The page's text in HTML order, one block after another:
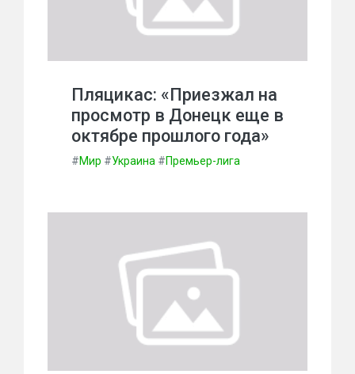
Пляцикас: «Приезжал на
просмотр в Донецк еще в
октябре прошлого года»
#Мир #Украина #Премьер-лига